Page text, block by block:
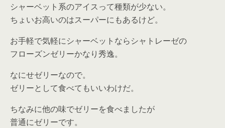
シャーベット系のアイスって種類が少ない。
ちょいお高いのはスーパーにもあるけど。
お手軽で気軽にシャーベットならシャトレーゼの
フローズンゼリーかなり秀逸。
なにせゼリーなので。
ゼリーとして食べてもいいわけだ。
ちなみに他の味でゼリーを食べましたが
普通にゼリーです。